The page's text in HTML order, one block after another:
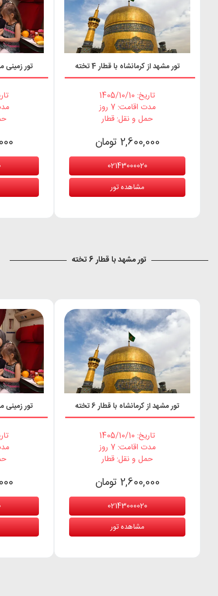
تور مشهد از کرمانشاه با قطار 4 تخته
تاریخ: 1405/10/10
مدت اقامت: 7 روز
حمل و نقل: قطار
2,600,000 تومان
02143000020
مشاهده تور
تور زمینی مشهد
تور مشهد با قطار 6 تخته
تور مشهد از کرمانشاه با قطار 6 تخته
تاریخ: 1405/10/10
مدت اقامت: 7 روز
حمل و نقل: قطار
2,600,000 تومان
02143000020
مشاهده تور
تور زمینی مشهد